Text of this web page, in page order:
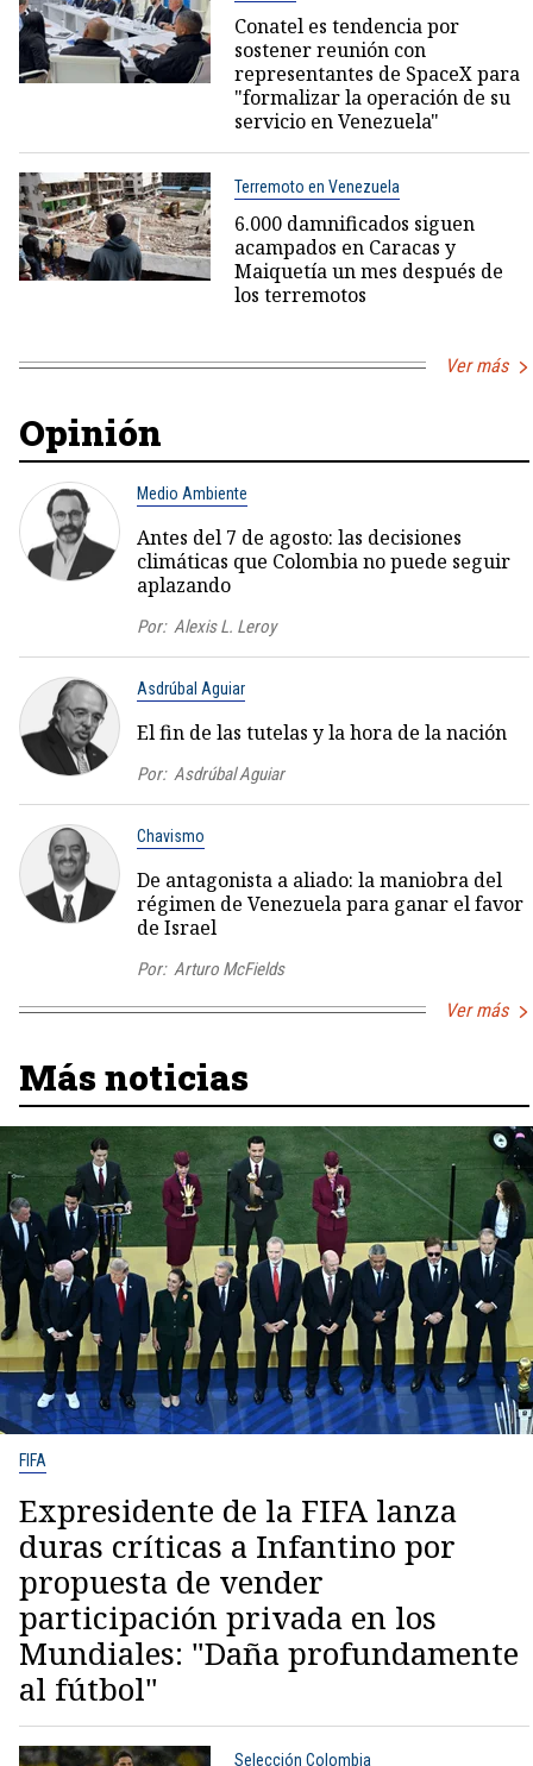
Conatel es tendencia por
sostener reunión con
representantes de SpaceX para
"formalizar la operación de su
servicio en Venezuela"
Terremoto en Venezuela
6.000 damnificados siguen
acampados en Caracas y
Maiquetía un mes después de
los terremotos
Ver más
Opinión
Medio Ambiente
Antes del 7 de agosto: las decisiones
climáticas que Colombia no puede seguir
aplazando
Por: Alexis L. Leroy
Asdrúbal Aguiar
El fin de las tutelas y la hora de la nación
Por: Asdrúbal Aguiar
Chavismo
De antagonista a aliado: la maniobra del
régimen de Venezuela para ganar el favor
de Israel
Por: Arturo McFields
Ver más
Más noticias
FIFA
Expresidente de la FIFA lanza
duras críticas a Infantino por
propuesta de vender
participación privada en los
Mundiales: "Daña profundamente
al fútbol"
Selección Colombia